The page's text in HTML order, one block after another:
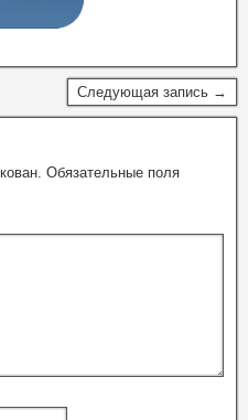
Следующая запись →
Обязательные поля